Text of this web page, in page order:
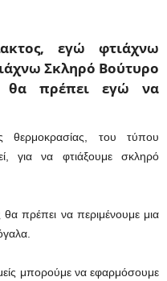
εγώ φτιάχνω
ω Σκληρό Βούτυρο
θα πρέπει εγώ να
θερμοκρασίας, του τύπου
για να φτιάξουμε σκληρό
πρέπει να περιμένουμε μια
μπορούμε να εφαρμόσουμε